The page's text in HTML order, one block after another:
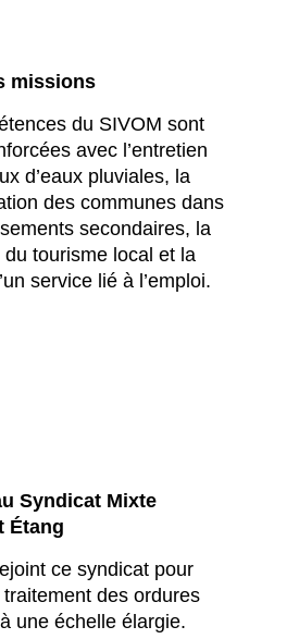
missions
du SIVOM sont
avec l’entretien
d’eaux pluviales, la
des communes dans
secondaires, la
du tourisme local et la
service lié à l’emploi.
Syndicat Mixte
Étang
ce syndicat pour
des ordures
une échelle élargie.